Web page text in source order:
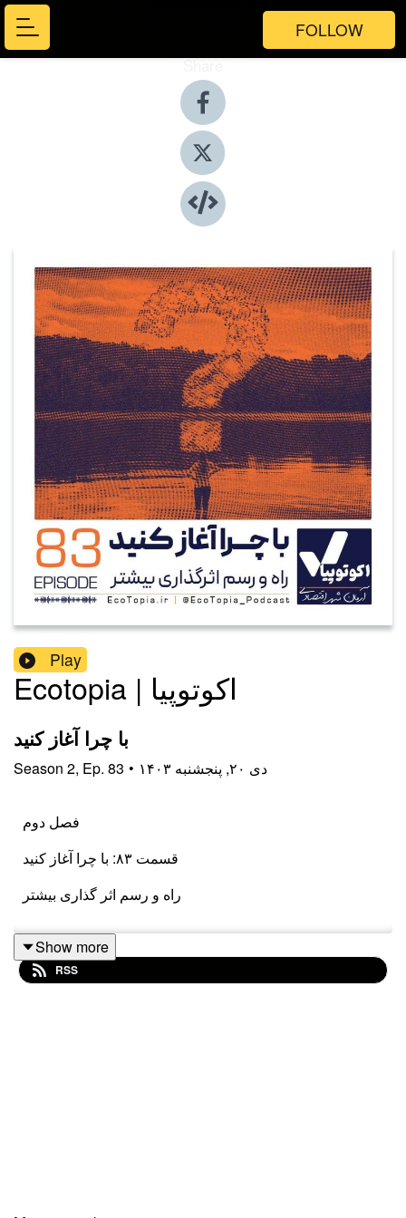
FOLLOW
Share
Play
Ecotopia | اکوتوپیا
با چرا آغاز کنید
Season 2, Ep. 83 • ۱۴۰۳ دی ۲۰, پنجشنبه
فصل دوم
قسمت ۸۳: با چرا آغاز کنید
راه و رسم اثر گذاری بیشتر
یکی از سوالات خیلی مهمی که برامون مطرح میشه اینه که
چرا یه سری ایده‌ها در عین اینکه روی کاغذ خیلی جذاب و
Show more
RSS